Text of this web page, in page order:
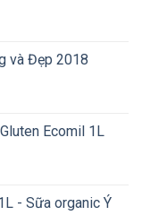
VND
và Đẹp 2018
Ecomil 1L
- Sữa organic Ý